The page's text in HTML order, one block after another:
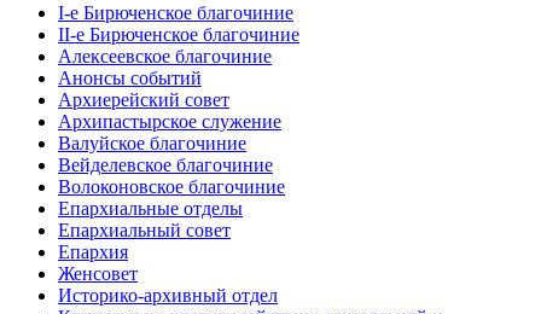
I-е Бирюченское благочиние
II-е Бирюченское благочиние
Алексеевское благочиние
Анонсы событий
Архиерейский совет
Архипастырское служение
Валуйское благочиние
Вейделевское благочиние
Волоконовское благочиние
Епархиальные отделы
Епархиальный совет
Епархия
Женсовет
Историко-архивный отдел